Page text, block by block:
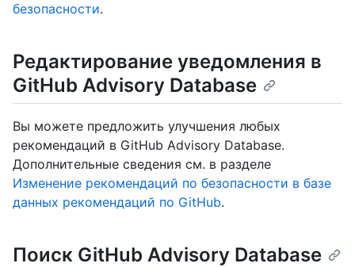
безопасности.
Редактирование уведомления в
GitHub Advisory Database
Вы можете предложить улучшения любых
рекомендаций в GitHub Advisory Database.
Дополнительные сведения см. в разделе
Изменение рекомендаций по безопасности в базе
данных рекомендаций по GitHub.
Поиск GitHub Advisory Database